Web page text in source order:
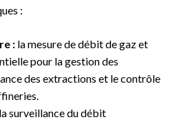
:
:la mesure de débit de gaz et
pour la gestion des
des extractions et le contrôle
surveillance du débit